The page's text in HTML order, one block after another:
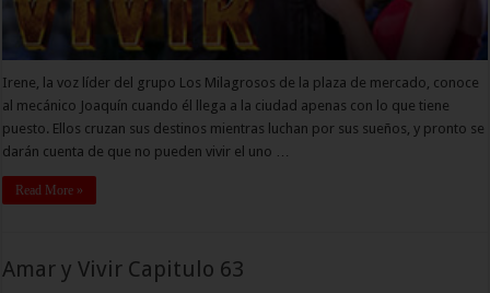
Irene, la voz líder del grupo Los Milagrosos de la plaza de mercado, conoce
al mecánico Joaquín cuando él llega a la ciudad apenas con lo que tiene
puesto. Ellos cruzan sus destinos mientras luchan por sus sueños, y pronto se
darán cuenta de que no pueden vivir el uno …
Read More »
Amar y Vivir Capitulo 63